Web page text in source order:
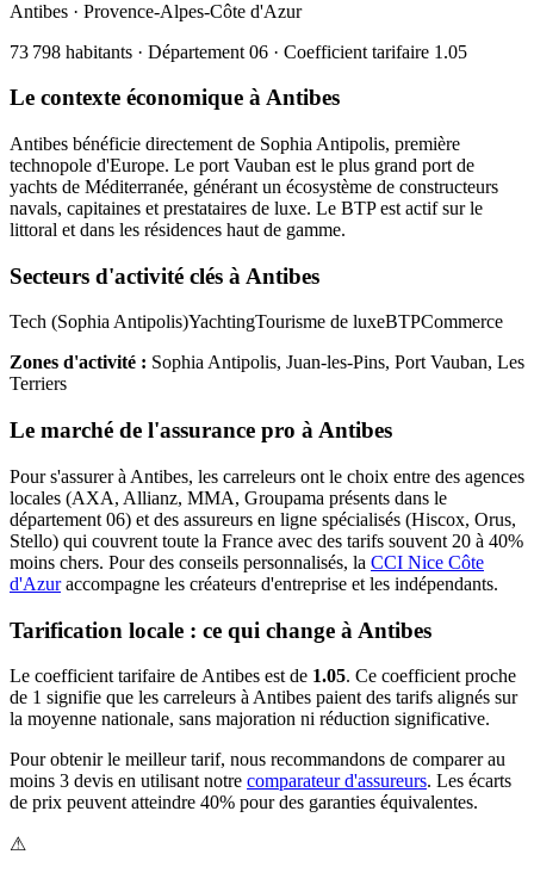
Antibes · Provence-Alpes-Côte d'Azur
73 798 habitants · Département 06 · Coefficient tarifaire 1.05
Le contexte économique àAntibes
Antibes bénéficie directement de Sophia Antipolis, première
technopole d'Europe. Le port Vauban est le plus grand port de
yachts de Méditerranée, générant un écosystème de constructeurs
navals, capitaines et prestataires de luxe. Le BTP est actif sur le
littoral et dans les résidences haut de gamme.
Secteurs d'activité clés à Antibes
Tech (Sophia Antipolis)YachtingTourisme de luxeBTPCommerce
Zones d'activité : Sophia Antipolis, Juan-les-Pins, Port Vauban, Les
Terriers
Le marché de l'assurance pro à Antibes
Pour s'assurer à Antibes, les carreleurs ont le choix entre des agences
locales (AXA, Allianz, MMA, Groupama présents dans le
département 06) et des assureurs en ligne spécialisés (Hiscox, Orus,
Stello) qui couvrent toute la France avec des tarifs souvent 20 à 40%
moins chers. Pour des conseils personnalisés, la CCI Nice Côte
d'Azur accompagne les créateurs d'entreprise et les indépendants.
Tarification locale : ce qui change à Antibes
Le coefficient tarifaire de Antibes est de 1.05. Ce coefficient proche
de 1 signifie que les carreleurs à Antibes paient des tarifs alignés sur
la moyenne nationale, sans majoration ni réduction significative.
Pour obtenir le meilleur tarif, nous recommandons de comparer au
moins 3 devis en utilisant notre comparateur d'assureurs. Les écarts
de prix peuvent atteindre 40% pour des garanties équivalentes.
⚠